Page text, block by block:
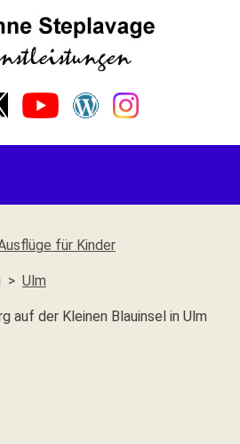
für Kinder
Ulm
auf der Kleinen Blauinsel in Ulm